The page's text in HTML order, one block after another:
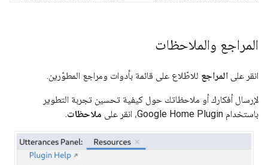
المراجع والملاحظات
انقر على المراجع للاطّلاع على قائمة بأدوات ومراجع المطوّرين.
لإرسال أفكارك أو ملاحظاتك حول كيفية تحسين تجربة التطوير
باستخدام Google Home Plugin، انقر على ملاحظات.